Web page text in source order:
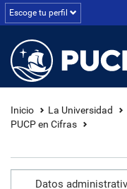
Escoge tu perfil
Inicio La Universidad
PUCP en Cifras